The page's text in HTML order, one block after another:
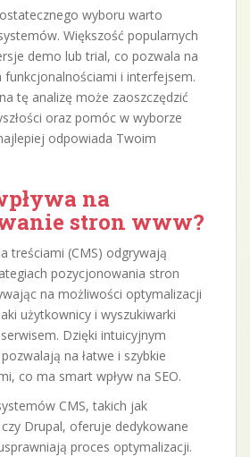
wyboru warto
Większość popularnych
demo lub trial, co pozwala na
funkcjonalnościami i interfejsem.
tę analizę może zaoszczędzić
oraz pomóc w wyborze
odpowiada Twoim
na
stron www?
treściami (CMS) odgrywają
pozycjonowania stron
na możliwości optymalizacji
użytkownicy i wyszukiwarki
Dzięki intuicyjnym
na łatwe i szybkie
co ma smart wpływ na SEO.
CMS, takich jak
Drupal, oferuje dedykowane
proces optymalizacji.